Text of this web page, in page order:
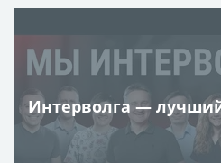
Интерволга —